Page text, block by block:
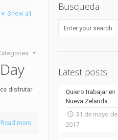
Show all
disfrutar
Read more
Busqueda
Latest posts
Quiero trabajar en
Nueva Zelanda
31 de mayo de
2017